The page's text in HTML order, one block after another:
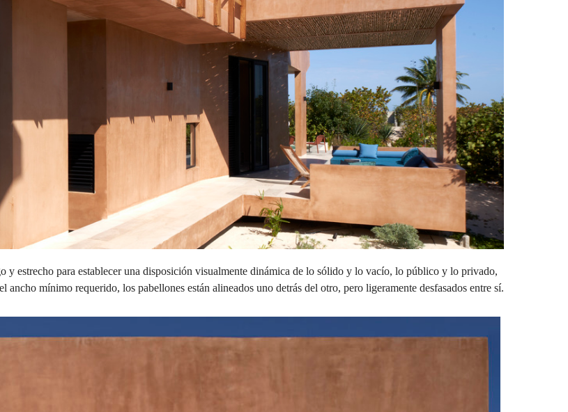
y estrecho para establecer una disposición visualmente dinámica de lo sólido y lo vacío, lo público y lo privado,
mínimo requerido, los pabellones están alineados uno detrás del otro, pero ligeramente desfasados entre sí.